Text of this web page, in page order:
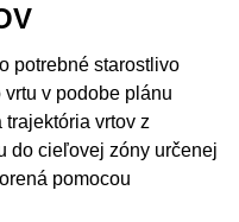
potrebné starostlivo
v podobe plánu
trajektória vrtov z
do cieľovej zóny určenej
pomocou